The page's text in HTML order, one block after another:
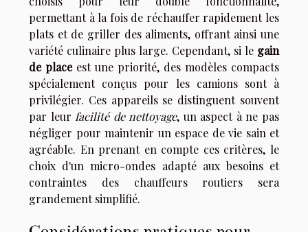
permettant à la fois de réchauffer rapidement les
plats et de griller des aliments, offrant ainsi une
variété culinaire plus large. Cependant, si le gain
de placeest une priorité, des modèles compacts
spécialement conçus pour les camions sont à
privilégier. Ces appareils se distinguent souvent
par leurfacilité de nettoyage, un aspect à ne pas
négliger pour maintenir un espace de vie sain et
agréable. En prenant en compte ces critères, le
choix d'un micro-ondes adapté aux besoins et
contraintes des chauffeurs routiers sera
grandement simplifié.